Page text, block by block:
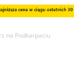
na Podkarpaciu